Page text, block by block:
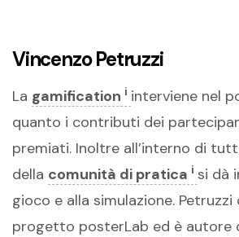
Vincenzo Petruzzi
La gamification i interviene nel
quanto i contributi dei
premiati. Inoltre all’interno di
della comunità di pratica i si dà
gioco e alla simulazione.
progetto posterLab ed è autore